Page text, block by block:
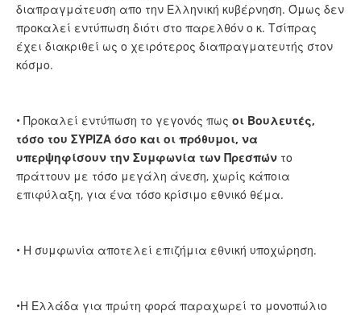
διαπραγμάτευση απο την Ελληνική κυβέρνηση. Όμως δεν
προκαλεί εντύπωση διότι στο παρελθόν ο κ. Τσίπρας
έχει διακριθεί ως ο χειρότερος διαπραγματευτής στον
κόσμο.
• Προκαλεί εντύπωση το γεγονός πως οι Βουλευτές,
τόσο του ΣΥΡΙΖΑ όσο και οι πρόθυμοι, να
υπερψηφίσουν την Συμφωνία των Πρεσπών το
πράττουν με τόσο μεγάλη άνεση, χωρίς κάποια
επιφύλαξη, για ένα τόσο κρίσιμο εθνικό θέμα.
• Η συμφωνία αποτελεί επιζήμια εθνική υποχώρηση.
•Η Ελλάδα για πρώτη φορά παραχωρεί το μονοπώλιο